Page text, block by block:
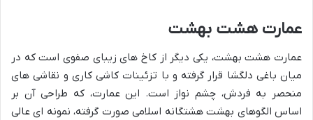
عمارت هشت بهشت
عمارت هشت بهشت، یکی دیگر از کاخ های زیبای صفوی است که در
میان باغی دلگشا قرار گرفته و با تزئینات کاشی کاری و نقاشی های
منحصر به فردش، چشم نواز است. این عمارت، که طراحی آن بر
اساس الگوهای بهشت هشتگانه اسلامی صورت گرفته، نمونه ای عالی